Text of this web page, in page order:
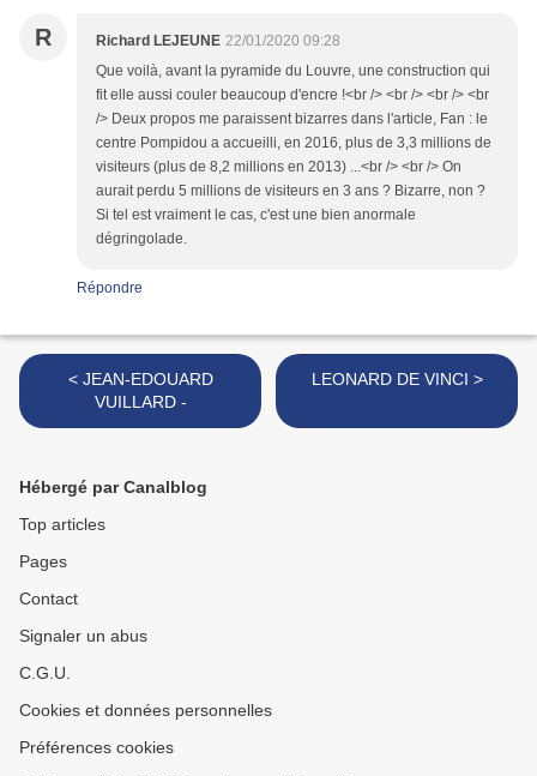
R Richard LEJEUNE 22/01/2020 09:28
Que voilà, avant la pyramide du Louvre, une construction qui
fit elle aussi couler beaucoup d'encre !<br /> <br /> <br /> <br
/> Deux propos me paraissent bizarres dans l'article, Fan : le
centre Pompidou a accueilli, en 2016, plus de 3,3 millions de
visiteurs (plus de 8,2 millions en 2013) ...<br /> <br /> On
aurait perdu 5 millions de visiteurs en 3 ans ? Bizarre, non ?
Si tel est vraiment le cas, c'est une bien anormale
dégringolade.
Répondre
< JEAN-EDOUARD
VUILLARD -
LEONARD DE VINCI >
Hébergé par Canalblog
Top articles
Pages
Contact
Signaler un abus
C.G.U.
Cookies et données personnelles
Préférences cookies